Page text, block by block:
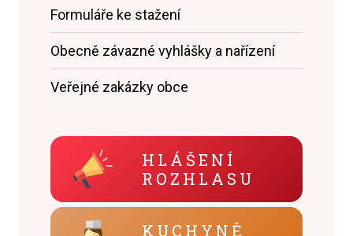
Formuláře ke stažení
Obecně závazné vyhlášky a nařízení
Veřejné zakázky obce
HLÁŠENÍ
ROZHLASU
KUCHYNĚ